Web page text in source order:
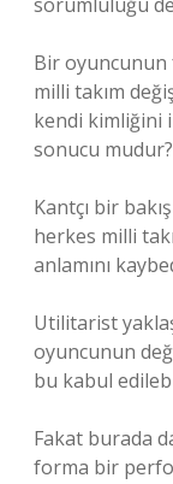
Bir oyuncunun
milli takım
kendi kimliğini
sonucu mudur?
Kantçı bir
herkes milli
anlamını
Utilitarist
oyuncunun
bu kabul
Fakat burada
forma bir